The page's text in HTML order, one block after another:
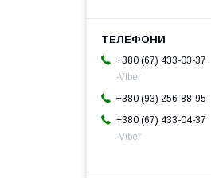
+380 (67) 433-03-37
-Viber
+380 (93) 256-88-95
+380 (67) 433-04-37
-Viber